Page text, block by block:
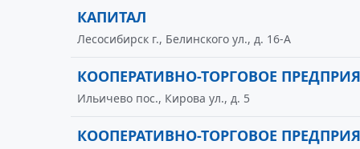
КАПИТАЛ
Лесосибирск г., Белинского ул., д. 16-А
КООПЕРАТИВНО-ТОРГОВОЕ
Ильичево пос., Кирова ул., д. 5
КООПЕРАТИВНО-ТОРГОВОЕ